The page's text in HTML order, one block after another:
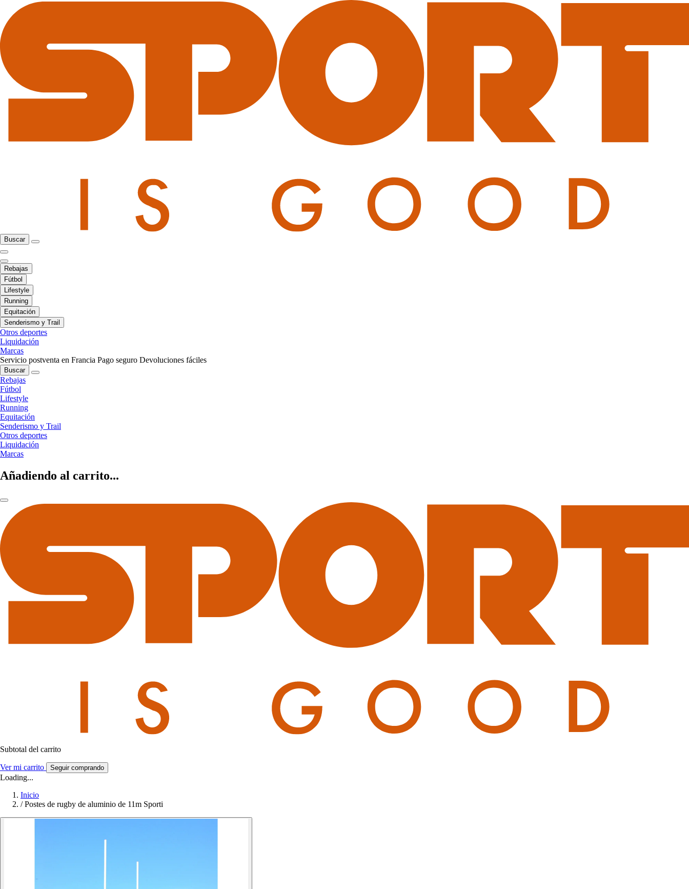
Buscar
Rebajas
Fútbol
Lifestyle
Running
Equitación
Senderismo y Trail
Otros deportes
Liquidación
Marcas
Servicio postventa en Francia Pago seguro Devoluciones fáciles
Buscar
Rebajas
Fútbol
Lifestyle
Running
Equitación
Senderismo y Trail
Otros deportes
Liquidación
Marcas
Añadiendo al carrito...
Subtotal del carrito
Ver mi carrito Seguir comprando
Loading...
Inicio
/ Postes de rugby de aluminio de 11m Sporti